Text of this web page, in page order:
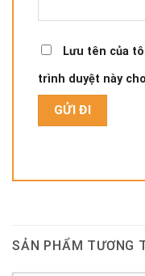
Lưu tên của
trình duyệt này
SẢN PHẨM TƯƠNG